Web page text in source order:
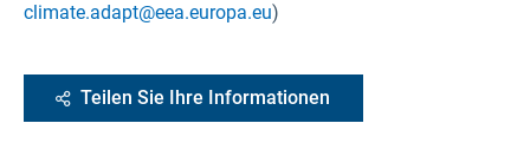
climate.adapt@eea.europa.eu)
Teilen Sie Ihre Informationen